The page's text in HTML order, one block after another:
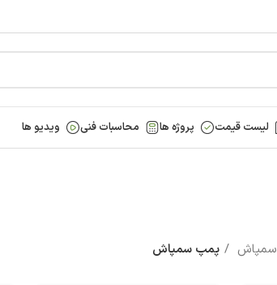
لیست قیمت پروژه ها محاسبات فنی ویدیو ها
سمپاش پمپ سمپاش